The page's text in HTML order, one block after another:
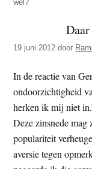
d
z
s
i
t
e
n
e
z
e
s
i
t
wel?
19 juni 2012 door
In de reactie van
ondoorzichtigheid
herken ik mij niet
Deze zinsnede mag
populariteit
aversie tegen